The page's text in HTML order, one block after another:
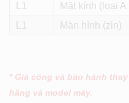
L1
Mặt kính (loại A
L1
Màn hình (zin)
* Giá công và bảo hành
hãng và model máy.